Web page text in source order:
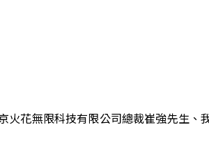
花無限科技有限公司總裁崔強先生